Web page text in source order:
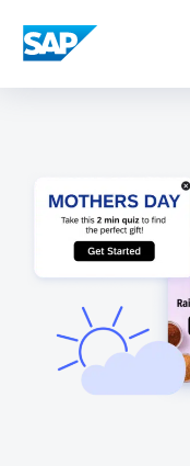
SAP ENGAGEMENT